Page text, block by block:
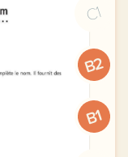
C1
B2
B1